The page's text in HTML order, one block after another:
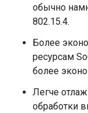
обычно
802.15.4.
Более
ресурсам
более
Легче
обработки